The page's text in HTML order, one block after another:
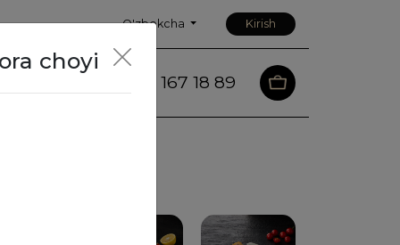
O'zbekcha Kirish
88 167 18 89
choyi